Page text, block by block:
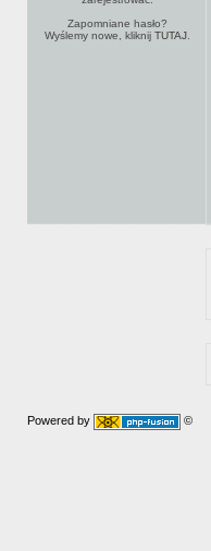
Zapomniane hasło?
Wyślemy nowe, kliknij TUTAJ.
Powered by ©